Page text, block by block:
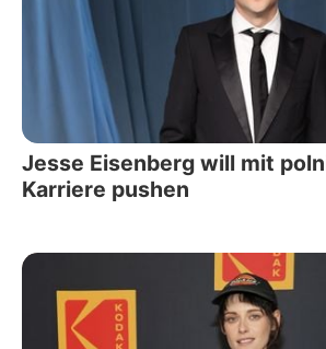
Jesse Eisenberg will mit
Karriere pushen